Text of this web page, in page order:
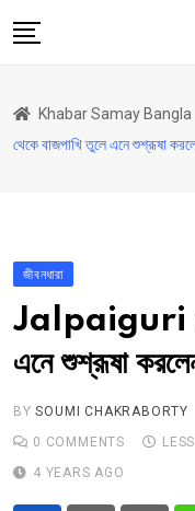
to
উত্তরবঙ্গ
আরও কিছু
Contact
Khabar Samay Bangla
থেকে বাজপাখি তুলে এনে শুশ্রূষা
জীবনধারা
Jalpaiguri :
এনে শুশ্রূষা
BYSOUMI CHAKRABORTY
0 COMMENTS
4 YEARS AGO